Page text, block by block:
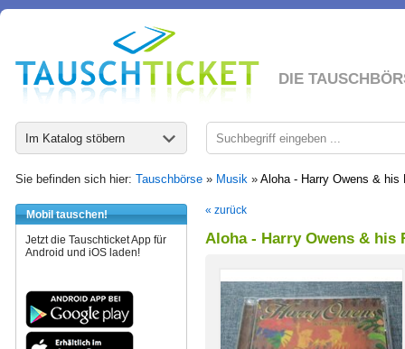
DIE
Im Katalog stöbern
Sie befinden sich hier: Tauschbörse » Musik » Aloha - Harry Owens & his
Mobil tauschen!
Jetzt die Tauschticket App für
Android und iOS laden!
« zurück
Aloha - Harry Owens & his